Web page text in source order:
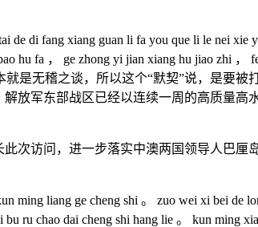
xiang guan li fa you que li le nei xie
hu fa ， ge zhong yi jian xiang hu jiao zhi
无稽之谈，所以这个“默契”说，是要被
放军东部战区已经以连续一周的高质量
问，进一步落实中澳两国领导人巴厘岛
liang ge cheng shi 。 zuo wei xi bei de
ru chao dai cheng shi hang lie 。 kun ming